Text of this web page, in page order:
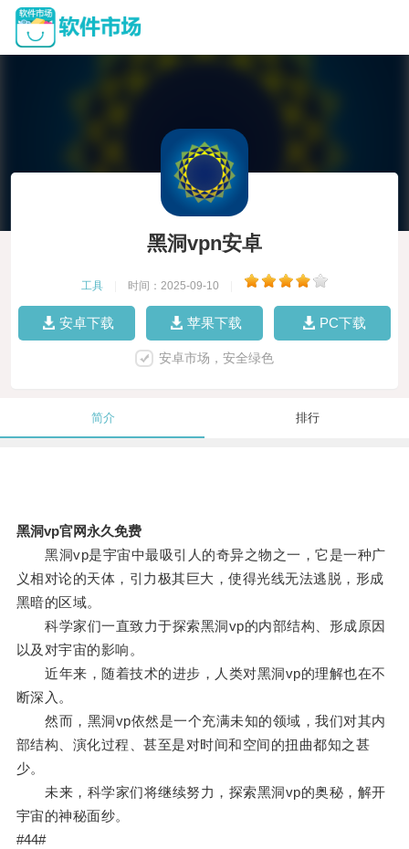
黑洞vpn安卓
工具 时间：2025-09-10
安卓下载 苹果下载 PC下载
安卓市场，安全绿色
简介 排行
黑洞vp官网永久免费
黑洞vp是宇宙中最吸引人的奇异之物之一，它是一种广
义相对论的天体，引力极其巨大，使得光线无法逃脱，形成
黑暗的区域。
科学家们一直致力于探索黑洞vp的内部结构、形成原因
以及对宇宙的影响。
近年来，随着技术的进步，人类对黑洞vp的理解也在不
断深入。
然而，黑洞vp依然是一个充满未知的领域，我们对其内
部结构、演化过程、甚至是对时间和空间的扭曲都知之甚
少。
未来，科学家们将继续努力，探索黑洞vp的奥秘，解开
宇宙的神秘面纱。
#44#